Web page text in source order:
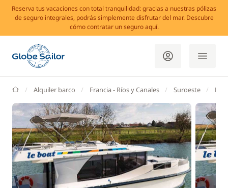
Reserva tus vacaciones con total tranquilidad: gracias a nuestras pólizas
de seguro integrales, podrás simplemente disfrutar del mar. Descubre
cómo contratar un seguro aquí.
GlobeSailor
Alquiler barco Francia - Ríos y Canales Suroeste Le